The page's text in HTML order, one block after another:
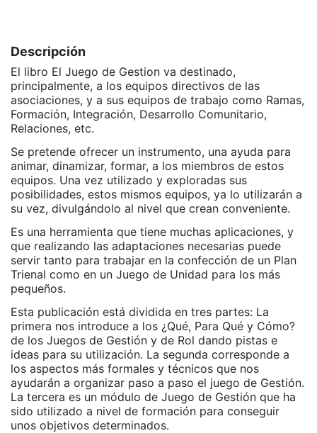
Descripción
El libro El Juego de Gestion va destinado,
principalmente, a los equipos directivos de las
asociaciones, y a sus equipos de trabajo como Ramas,
Formación, Integración, Desarrollo Comunitario,
Relaciones, etc.
Se pretende ofrecer un instrumento, una ayuda para
animar, dinamizar, formar, a los miembros de estos
equipos. Una vez utilizado y exploradas sus
posibilidades, estos mismos equipos, ya lo utilizarán a
su vez, divulgándolo al nivel que crean conveniente.
Es una herramienta que tiene muchas aplicaciones, y
que realizando las adaptaciones necesarias puede
servir tanto para trabajar en la confección de un Plan
Trienal como en un Juego de Unidad para los más
pequeños.
Esta publicación está dividida en tres partes: La
primera nos introduce a los ¿Qué, Para Qué y Cómo?
de los Juegos de Gestión y de Rol dando pistas e
ideas para su utilización. La segunda corresponde a
los aspectos más formales y técnicos que nos
ayudarán a organizar paso a paso el juego de Gestión.
La tercera es un módulo de Juego de Gestión que ha
sido utilizado a nivel de formación para conseguir
unos objetivos determinados.